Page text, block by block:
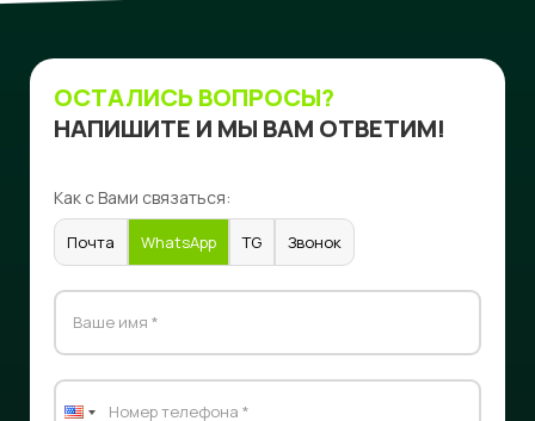
ОСТАЛИСЬ ВОПРОСЫ?
НАПИШИТЕ И МЫ ВАМ ОТВЕТИМ!
Как с Вами связаться:
Почта WhatsApp TG Звонок